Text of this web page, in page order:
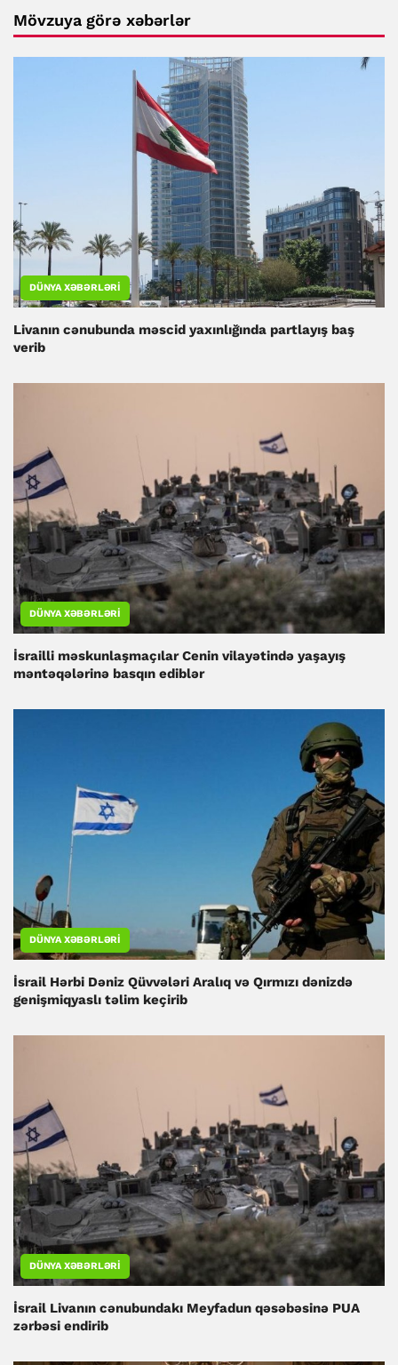
Mövzuya görə xəbərlər
DÜNYA XƏBƏRLƏRI
Livanın cənubunda məscid yaxınlığında partlayış baş
verib
DÜNYA XƏBƏRLƏRI
İsrailli məskunlaşmaçılar Cenin vilayətində yaşayış
məntəqələrinə basqın ediblər
DÜNYA XƏBƏRLƏRI
İsrail Hərbi Dəniz Qüvvələri Aralıq və Qırmızı dənizdə
genişmiqyaslı təlim keçirib
DÜNYA XƏBƏRLƏRI
İsrail Livanın cənubundakı Meyfadun qəsəbəsinə PUA
zərbəsi endirib